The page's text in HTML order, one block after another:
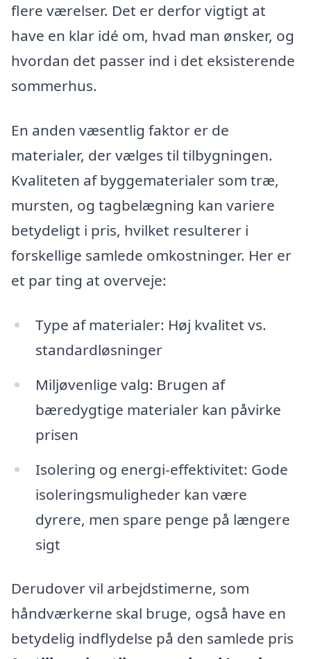
flere værelser. Det er derfor vigtigt at
have en klar idé om, hvad man ønsker, og
hvordan det passer ind i det eksisterende
sommerhus.
En anden væsentlig faktor er de
materialer, der vælges til tilbygningen.
Kvaliteten af byggematerialer som træ,
mursten, og tagbelægning kan variere
betydeligt i pris, hvilket resulterer i
forskellige samlede omkostninger. Her er
et par ting at overveje:
Type af materialer: Høj kvalitet vs.
standardløsninger
Miljøvenlige valg: Brugen af
bæredygtige materialer kan påvirke
prisen
Isolering og energi-effektivitet: Gode
isoleringsmuligheder kan være
dyrere, men spare penge på længere
sigt
Derudover vil arbejdstimerne, som
håndværkerne skal bruge, også have en
betydelig indflydelse på den samlede pris